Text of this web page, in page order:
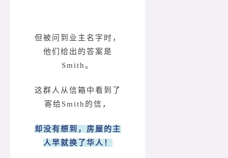
但被问到业主名字时，
他们给出的答案是
Smith。
这群人从信箱中看到了
寄给Smith的信，
却没有想到，房屋的主
人早就换了华人！